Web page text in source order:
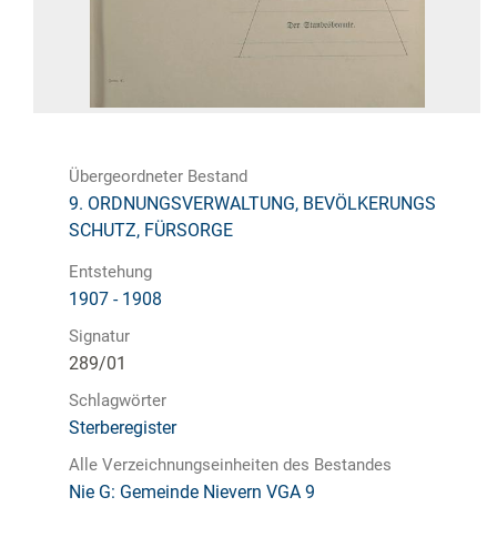
Übergeordneter Bestand
9. ORDNUNGSVERWALTUNG, BEVÖLKERUNGS
SCHUTZ, FÜRSORGE
Entstehung
1907 - 1908
Signatur
289/01
Schlagwörter
Sterberegister
Alle Verzeichnungseinheiten des Bestandes
Nie G: Gemeinde Nievern VGA 9